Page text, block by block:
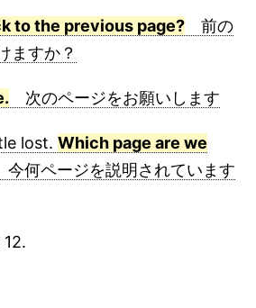
to the previous page? 前の
ますか？
次のページをお願いします
lost. Which page are we
何ページを説明されています